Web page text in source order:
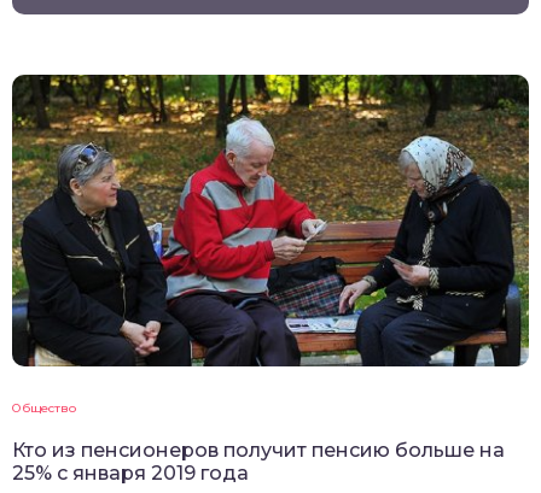
Общество
Кто из пенсионеров получит пенсию больше на
25% с января 2019 года